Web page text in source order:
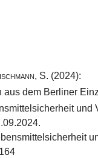
S. (2024):
aus dem Berliner
und